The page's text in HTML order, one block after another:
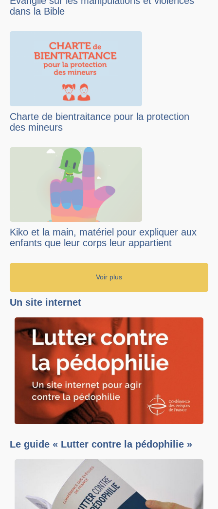
dans la Bible
Charte de bientraitance pour la protection
des mineurs
Kiko et la main, matériel pour expliquer aux
enfants que leur corps leur appartient
Voir plus
Un site internet
Le guide « Lutter contre la pédophilie »